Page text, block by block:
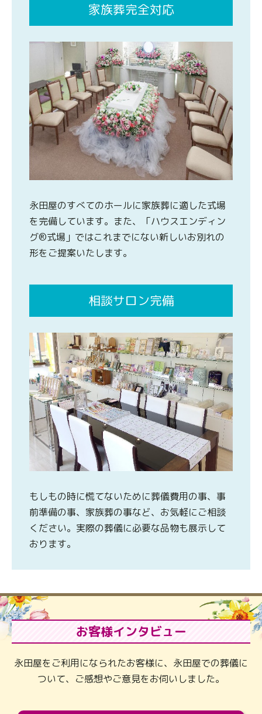
家族葬完全対応
永田屋のすべてのホールに家族葬に適した式場
を完備しています。また、「ハウスエンディン
グ®式場」ではこれまでにない新しいお別れの
形をご提案いたします。
相談サロン完備
もしもの時に慌てないために葬儀費用の事、事
前準備の事、家族葬の事など、お気軽にご相談
ください。実際の葬儀に必要な品物も展示して
おります。
お客様インタビュー
永田屋をご利用になられたお客様に、永田屋での葬儀に
ついて、ご感想やご意見をお伺いしました。